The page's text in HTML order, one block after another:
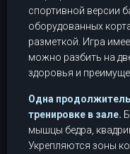
спортивной версии
оборудованных
разметкой. Игра
можно разбить на
здоровья и
Одна
тренировке в зале.
мышцы бедра,
Укрепляются зоны